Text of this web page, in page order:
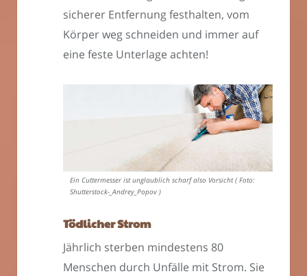
sicherer Entfernung festhalten, vom
Körper weg schneiden und immer auf
eine feste Unterlage achten!
Ein Cuttermesser ist unglaublich scharf also Vorsicht ( Foto:
Shutterstock-_Andrey_Popov )
Tödlicher Strom
Jährlich sterben mindestens 80
Menschen durch Unfälle mit Strom. Sie